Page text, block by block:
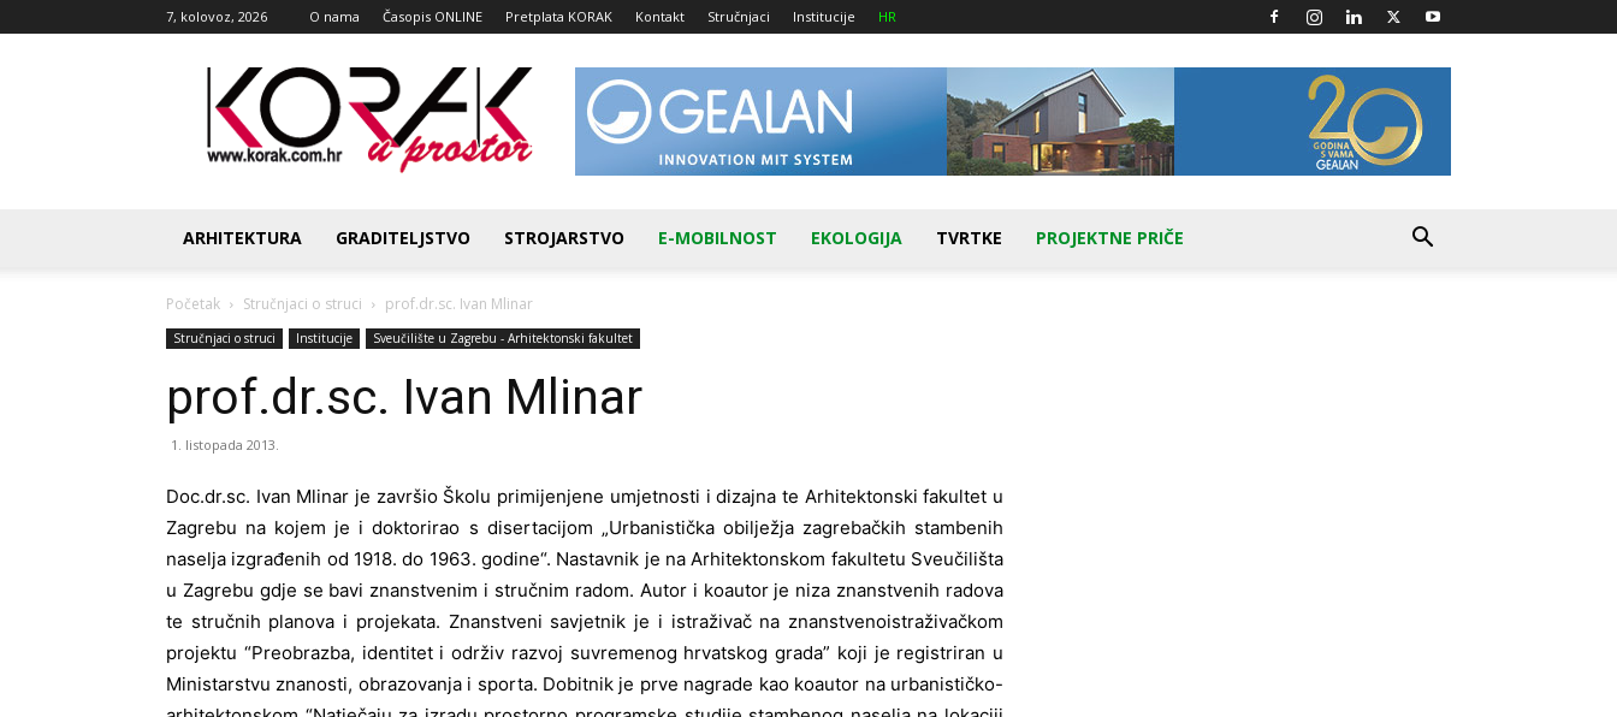
7, kolovoz, 2026 O nama Časopis ONLINE Pretplata KORAK Kontakt Stručnjaci Institucije HR
Korak
u
prostor
ARHITEKTURA GRADITELJSTVO STROJARSTVO E-MOBILNOST EKOLOGIJA TVRTKE PROJEKTNE PRIČE
Početak Stručnjaci o struci prof.dr.sc. Ivan Mlinar
Stručnjaci o struci Institucije Sveučilište u Zagrebu - Arhitektonski fakultet
prof.dr.sc. Ivan Mlinar
1. listopada 2013.
Doc.dr.sc. Ivan Mlinar je završio Školu primijenjene umjetnosti i dizajna te Arhitektonski fakultet u
Zagrebu na kojem je i doktorirao s disertacijom „Urbanistička obilježja zagrebačkih stambenih
naselja izgrađenih od 1918. do 1963. godine“. Nastavnik je na Arhitektonskom fakultetu Sveučilišta
u Zagrebu gdje se bavi znanstvenim i stručnim radom. Autor i koautor je niza znanstvenih radova
te stručnih planova i projekata. Znanstveni savjetnik je i istraživač na znanstvenoistraživačkom
projektu “Preobrazba, identitet i održiv razvoj suvremenog hrvatskog grada” koji je registriran u
Ministarstvu znanosti, obrazovanja i sporta. Dobitnik je prve nagrade kao koautor na urbanističko-